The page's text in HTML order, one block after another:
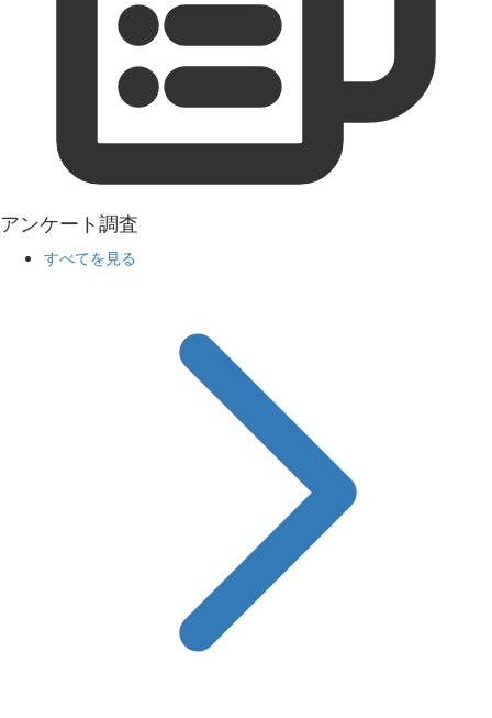
アンケート調査
すべてを見る